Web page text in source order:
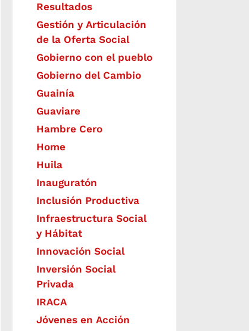
Resultados
Gestión y Articulación
de la Oferta Social
Gobierno con el pueblo
Gobierno del Cambio
Guainía
Guaviare
Hambre Cero
Home
Huila
Inauguratón
Inclusión Productiva
Infraestructura Social
y Hábitat
​Innovación Social
Inversión Social
Privada
IRACA
Jóvenes en Acción